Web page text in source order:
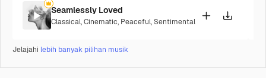
Seamlessly Loved
Classical,Cinematic, Peaceful,Sentimental
Jelajahi lebih banyak pilihan musik